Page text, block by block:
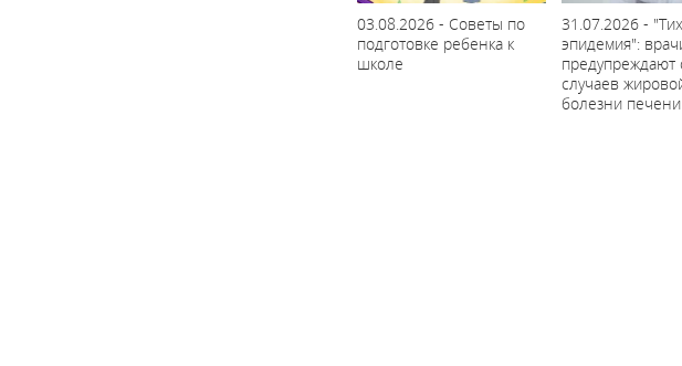
03.08.2026 - Советы по
подготовке ребенка к
школе
31.07.2026 -
эпидемия":
предупреждают
случаев
болезни печени